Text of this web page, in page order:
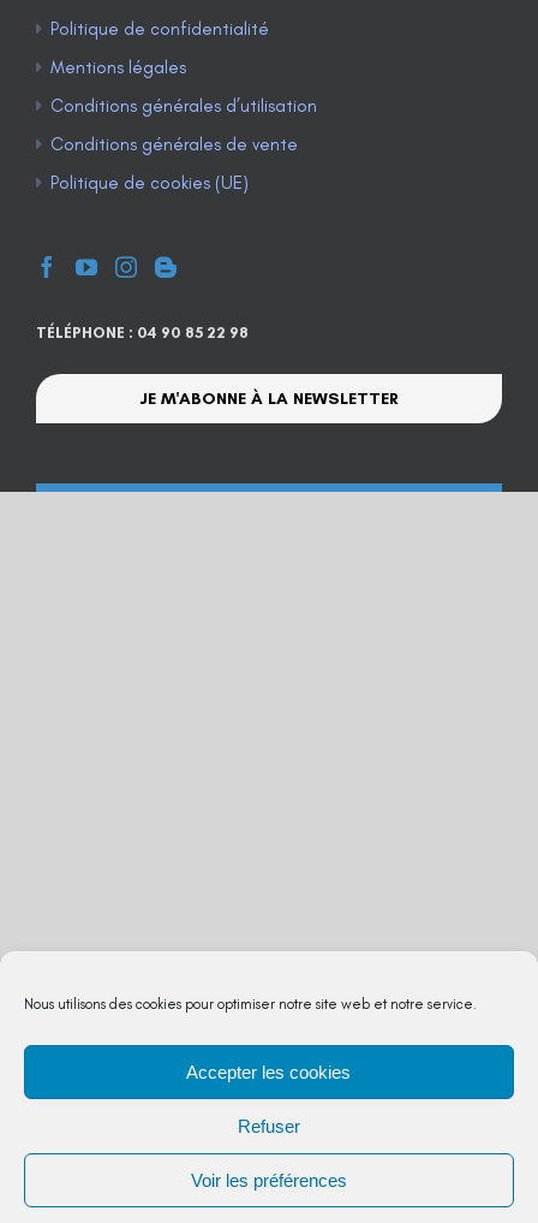
Nous utilisons des cookies pour optimiser notre site web et notre service.
Accepter les cookies
Refuser
Voir les préférences
Politique de confidentialité
Mentions légales
Conditions générales d’utilisation
Conditions générales de vente
Politique de cookies (UE)
TÉLÉPHONE : 04 90 85 22 98
JE M'ABONNE À LA NEWSLETTER